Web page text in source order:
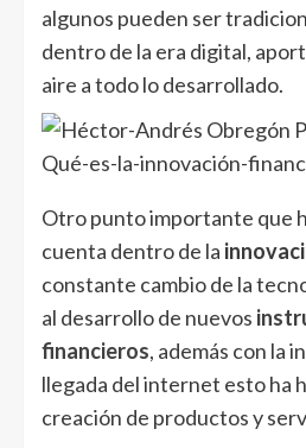
algunos pueden ser
dentro de la era digital,
aire a todo lo desarrollado.
Otro punto importante que
cuenta dentro de la
constante cambio de la
al desarrollo de nuevos
financieros, además con la
llegada del internet esto ha
creación de productos y